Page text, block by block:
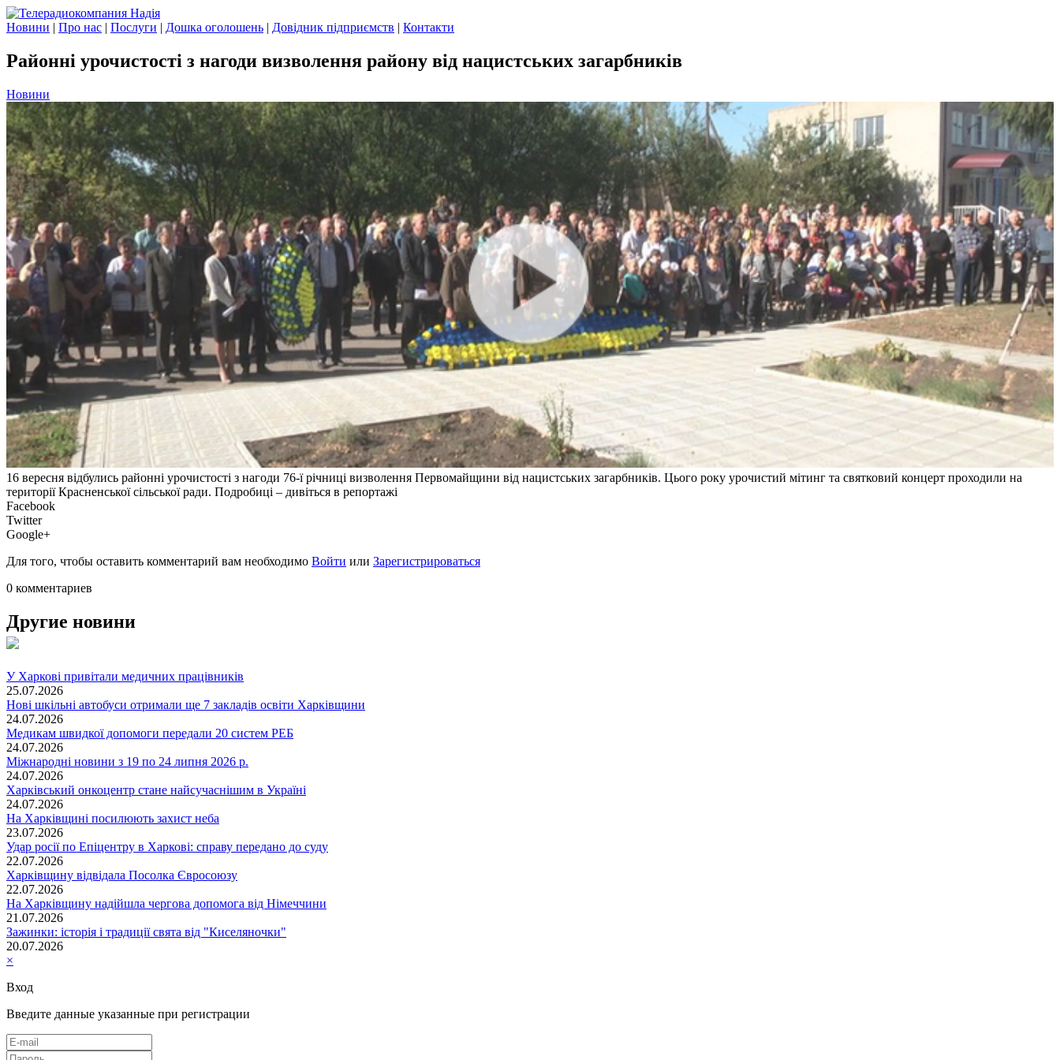
Новини | Про нас | Послуги | Дошка оголошень | Довідник підприємств | Контакти
Районні урочистості з нагоди визволення району від нацистських загарбників
Новини
16 вересня відбулись районні урочистості з нагоди 76-ї річниці визволення Первомайщини від нацистських загарбників. Цього року урочистий мітинг та святковий концерт проходили на
території Красненської сільської ради. Подробиці – дивіться в репортажі
Facebook
Twitter
Google+
Для того, чтобы оставить комментарий вам необходимо Войти или Зарегистрироваться
0 комментариев
Другие новини
У Харкові привітали медичних працівників
25.07.2026
Нові шкільні автобуси отримали ще 7 закладів освіти Харківщини
24.07.2026
Медикам швидкої допомоги передали 20 систем РЕБ
24.07.2026
Міжнародні новини з 19 по 24 липня 2026 р.
24.07.2026
Харківський онкоцентр стане найсучаснішим в Україні
24.07.2026
На Харківщині посилюють захист неба
23.07.2026
Удар росії по Епіцентру в Харкові: справу передано до суду
22.07.2026
Харківщину відвідала Посолка Євросоюзу
22.07.2026
На Харківщину надійшла чергова допомога від Німеччини
21.07.2026
Зажинки: історія і традиції свята від "Киселяночки"
20.07.2026
×
Вход
Введите данные указанные при регистрации